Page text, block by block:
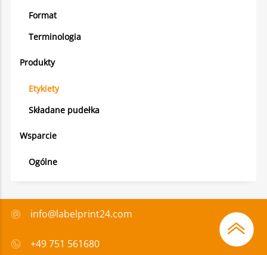
Format
Terminologia
Produkty
Etykiety
Składane pudełka
Wsparcie
Ogólne
info@labelprint24.com
+49 751 561680